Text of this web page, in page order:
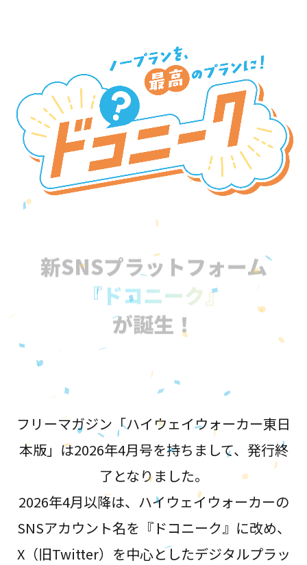
新SNSプラットフォーム
『ドコニーク』
が誕生！
フリーマガジン「ハイウェイウォーカー東日
本版」は2026年4月号を持ちまして、発行終
了となりました。
2026年4月以降は、ハイウェイウォーカーの
SNSアカウント名を『ドコニーク』に改め、
X（旧Twitter）を中心としたデジタルプラッ